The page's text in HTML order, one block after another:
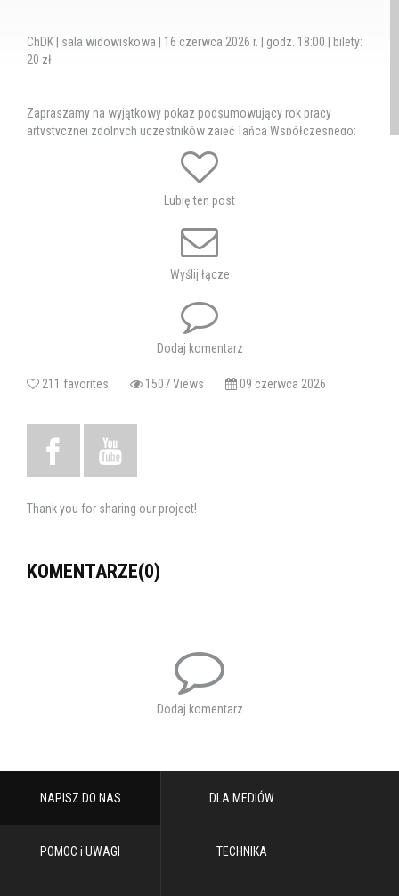
ChDK | sala widowiskowa | 16 czerwca 2026 r. | godz. 18:00 | bilety:
20 zł
Zapraszamy na wyjątkowy pokaz podsumowujący rok pracy
artystycznej zdolnych uczestników zajęć Tańca Współczesnego:
Young Generation, New Generation, Miraż; Street Dance: Hip Chełm,
4eva Rookies, Teen Breakers, Keep It Up; Małej Akademii Tańca: Very
Young oraz Akademii Małego Artysty: AMA.
przedstawią choreografie przygotowane pod okiem instruktorów w
Widzowie zobaczą różnorodne style taneczne – od energicznego
wyobraźni i radości prezentacje najmłodszych uczestników zajęć.
Serdecznie zapraszamy do wspólnego świętowania zakończenia
Akademia Małego Artysty: Eliza Kalman
Mała Akademia Tańca: Gabriela Sołowiej
Lubię ten post
Wyślij łącze
Dodaj komentarz
211 favorites 1507 Views 09 czerwca 2026
Thank you for sharing our project!
KOMENTARZE(0)
Dodaj komentarz
NAPISZ DO NAS DLA MEDIÓW
POMOC i UWAGI TECHNIKA